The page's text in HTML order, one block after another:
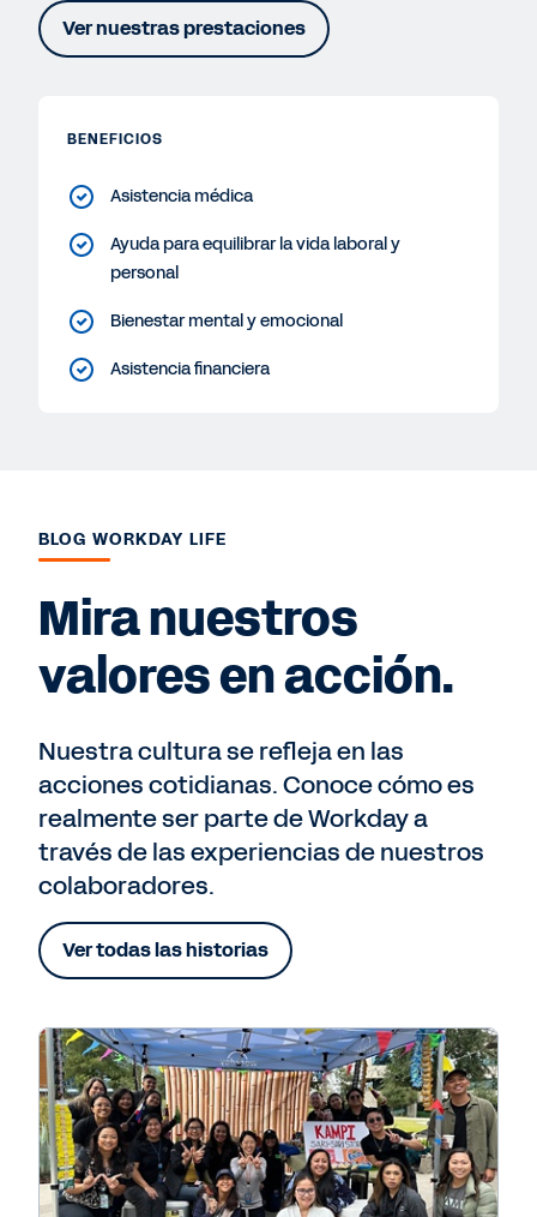
Ver nuestras prestaciones
BENEFICIOS
Asistencia médica
Ayuda para equilibrar la vida laboral y
personal
Bienestar mental y emocional
Asistencia financiera
BLOG WORKDAY LIFE
Mira nuestros
valores en acción.
Nuestra cultura se refleja en las
acciones cotidianas. Conoce cómo es
realmente ser parte de Workday a
través de las experiencias de nuestros
colaboradores.
Ver todas las historias